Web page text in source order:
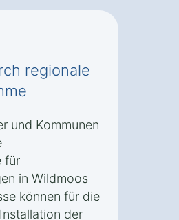
regionale
und Kommunen
für
in Wildmoos
können für die
der